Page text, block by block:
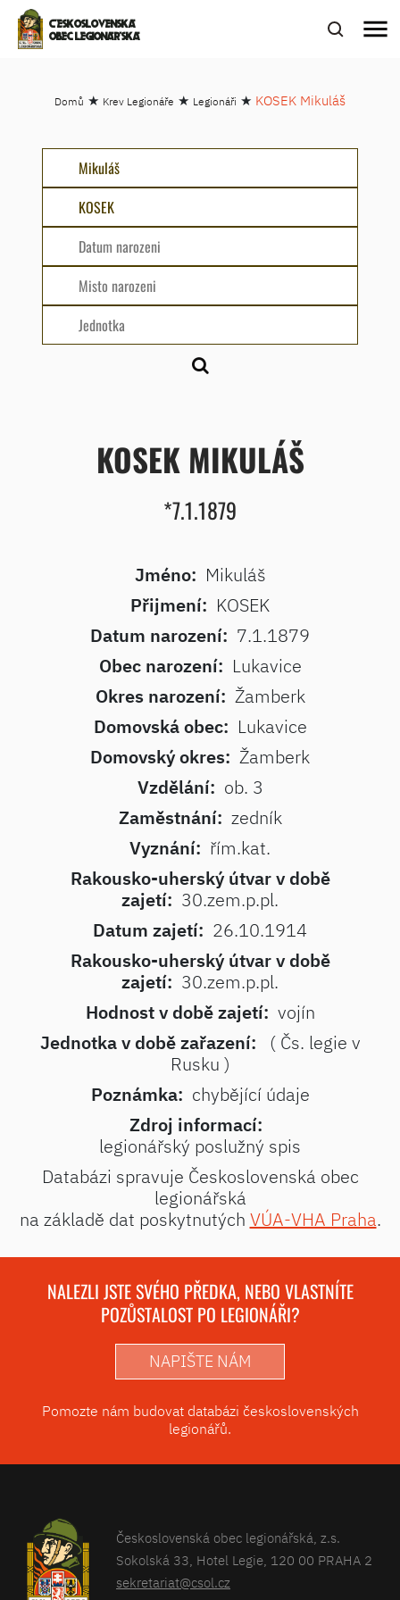
ČESKOSLOVENSKÁ
OBEC LEGIONÁŘSKÁ
menu
Domů ★ Krev Legionáře ★ Legionáři ★ KOSEK Mikuláš
KOSEK MIKULÁŠ
*7.1.1879
Jméno: Mikuláš
Přijmení: KOSEK
Datum narození: 7.1.1879
Obec narození: Lukavice
Okres narození: Žamberk
Domovská obec: Lukavice
Domovský okres: Žamberk
Vzdělání: ob. 3
Zaměstnání: zedník
Vyznání: řím.kat.
Rakousko-uherský útvar v době
zajetí: 30.zem.p.pl.
Datum zajetí: 26.10.1914
Rakousko-uherský útvar v době
zajetí: 30.zem.p.pl.
Hodnost v době zajetí: vojín
Jednotka v době zařazení:
( Čs. legie v
Rusku )
Poznámka: chybějící údaje
Zdroj informací:
legionářský poslužný spis
Databázi spravuje Československá obec
legionářská
na základě dat poskytnutých VÚA-VHA Praha.
NALEZLI JSTE SVÉHO PŘEDKA, NEBO VLASTNÍTE
POZŮSTALOST PO LEGIONÁŘI?
NAPIŠTE NÁM
Pomozte nám budovat databázi československých
legionářů.
Československá obec legionářská, z.s.
Sokolská 33, Hotel Legie, 120 00 PRAHA 2
sekretariat@csol.cz